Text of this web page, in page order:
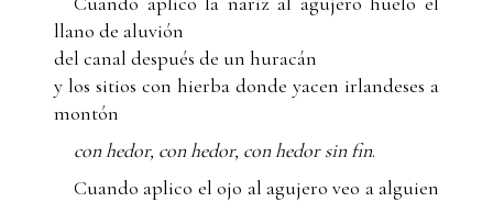
llano de aluvión
del canal después de un huracán
y los sitios con hierba donde yacen irlandeses a
montón
con hedor, con hedor, con hedor sin fin.
Cuando aplico el ojo al agujero veo a alguien